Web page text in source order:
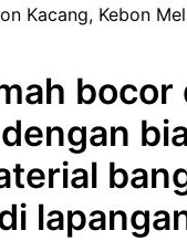
Kacang, Kebon
bocor